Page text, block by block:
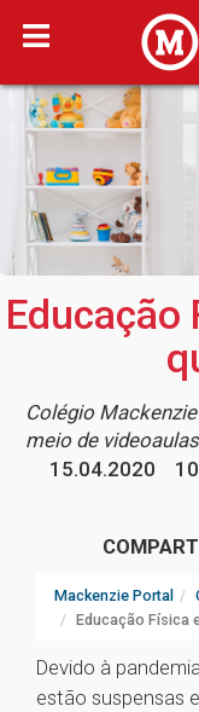
Educação
Colégio
meio de
15.04.2020
Mackenzie Portal
Educação Física
Devido à
estão suspensas